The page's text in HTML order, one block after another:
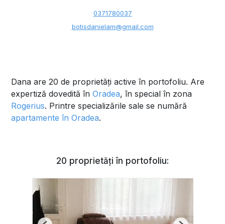
0371780037
botisdanielam@gmail.com
Dana are 20 de proprietăți active în portofoliu. Are
expertiză dovedită în Oradea, în special în zona
Rogerius. Printre specializările sale se numără
apartamente în Oradea.
20 proprietăți în portofoliu: